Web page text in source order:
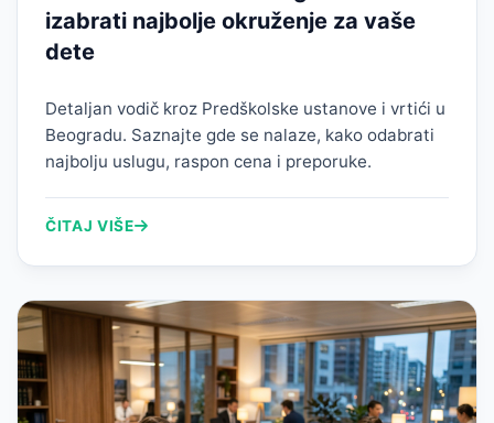
izabrati najbolje okruženje za vaše
dete
Detaljan vodič kroz Predškolske ustanove i vrtići u
Beogradu. Saznajte gde se nalaze, kako odabrati
najbolju uslugu, raspon cena i preporuke.
ČITAJ VIŠE